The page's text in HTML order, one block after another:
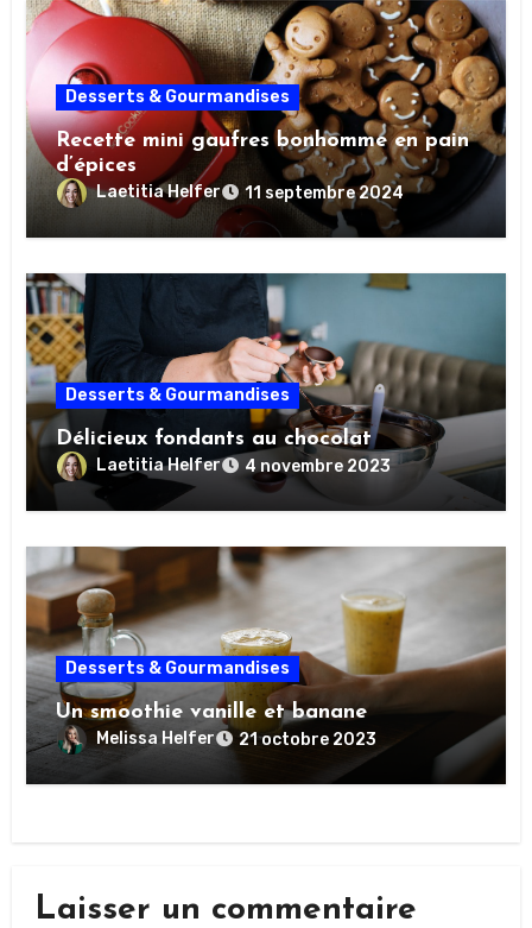
Desserts & Gourmandises
Recette mini gaufres bonhomme en pain
d’épices
Laetitia Helfer 11 septembre 2024
Desserts & Gourmandises
Délicieux fondants au chocolat
Laetitia Helfer 4 novembre 2023
Desserts & Gourmandises
Un smoothie vanille et banane
Melissa Helfer 21 octobre 2023
Laisser un commentaire